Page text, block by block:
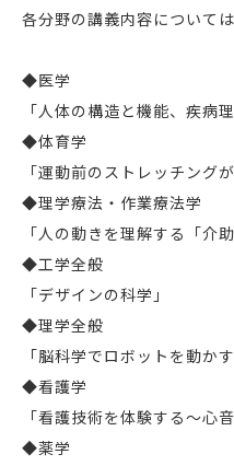
各分野の講義内容について
◆医学
「人体の構造と機能、疾病理
◆体育学
「運動前のストレッチング
◆理学療法・作業療法学
「人の動きを理解する「介
◆工学全般
「デザインの科学」
◆理学全般
「脳科学でロボットを動かす
◆看護学
「看護技術を体験する～心
◆薬学